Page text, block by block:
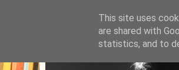
This site uses
are shared with
statistics, and to